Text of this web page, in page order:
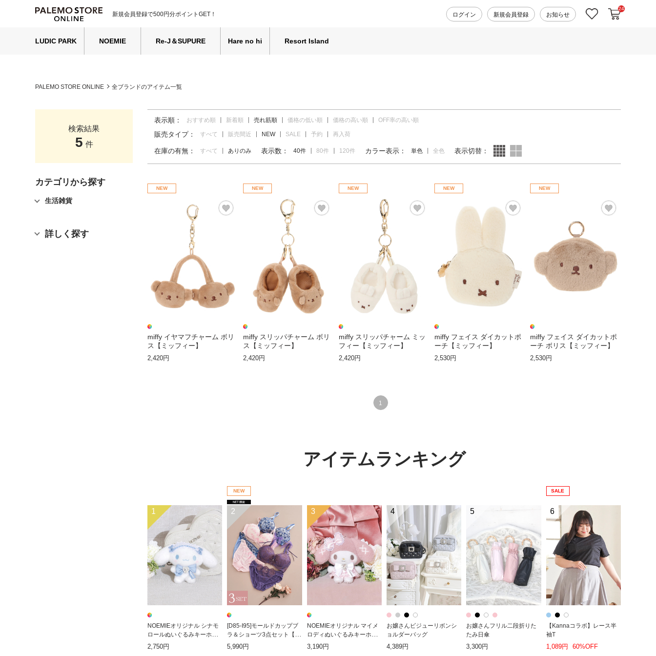
新規会員登録で500円分ポイントGET！ ログイン 新規会員登録 お知らせ お気に入りカートに入
24
LUDIC PARK NOEMIE Re-J＆SUPURE Hare no hi Resort Island
PALEMO STORE ONLINE 全ブランドのアイテム一覧
検索結果
5 件
カテゴリから探す
生活雑貨
詳しく探す
表示順： おすすめ順 新着順 売れ筋順 価格の低い順 価格の高い順 OFF率の高い順
販売タイプ： すべて 販売間近 NEW SALE 予約 再入荷
在庫の有無： すべて ありのみ 表示数： 40件 80件 120件 カラー表示： 単色 全色 表示切替：
NEW
miffy イヤマフチャーム ボリ
ス【ミッフィー】
2,420円
NEW
miffy スリッパチャーム ボリ
ス【ミッフィー】
2,420円
NEW
miffy スリッパチャーム ミッ
フィー【ミッフィー】
2,420円
NEW
miffy フェイス ダイカットポ
ーチ【ミッフィー】
2,530円
NEW
miffy フェイス ダイカットポ
ーチ ボリス【ミッフィー】
2,530円
1
アイテムランキング
1
NOEMIEオリジナル シナモ
ロールぬいぐるみキーホル
ダー
2,750円
NEW
2
[D85-I95]モールドカップブ
ラ＆ショーツ3点セット【W
EB限定】
5,990円
3
NOEMIEオリジナル マイメ
ロディぬいぐるみキーホル
ダー
3,190円
4
お嬢さんビジューリボンシ
ョルダーバッグ
4,389円
5
お嬢さんフリル二段折りた
たみ日傘
3,300円
SALE
6
【Kannaコラボ】レース半
袖T
1,089円 60%OFF